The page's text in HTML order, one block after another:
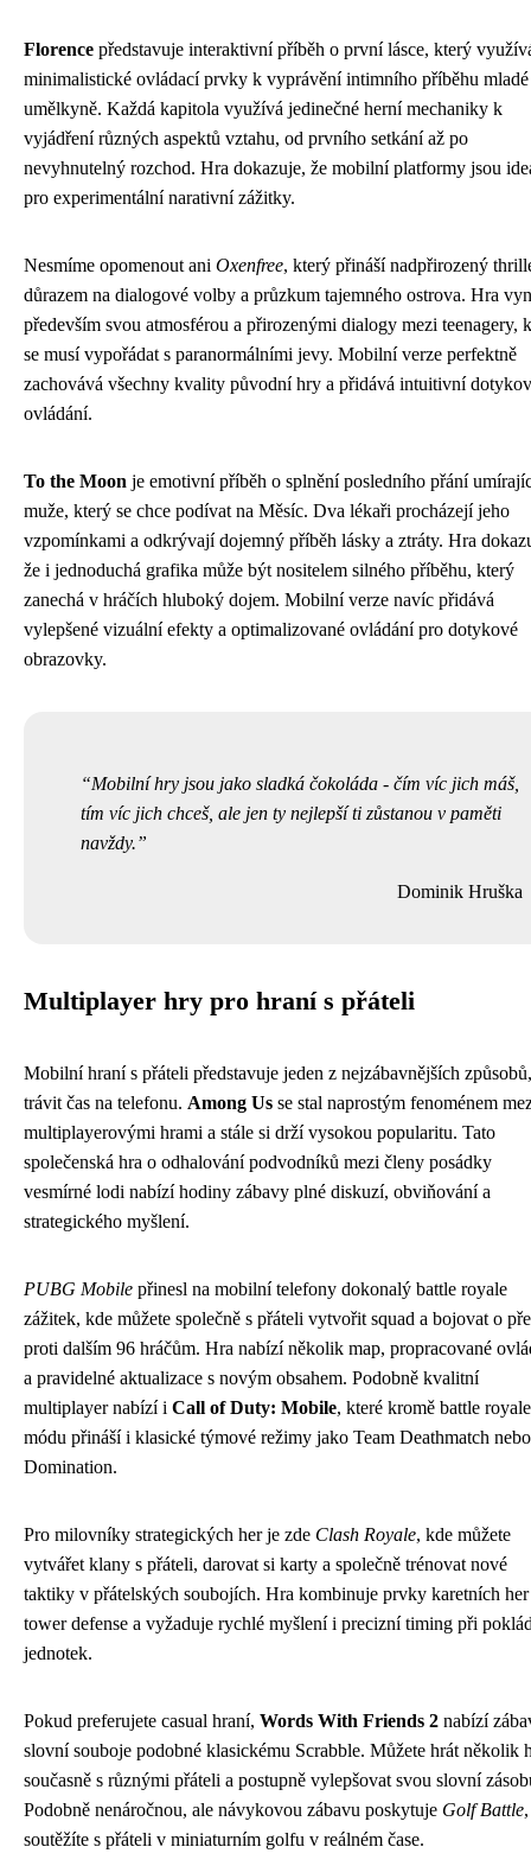
Florence představuje interaktivní příběh o první lásce, který
minimalistické ovládací prvky k vyprávění intimního příběhu mladé
umělkyně. Každá kapitola využívá jedinečné herní mechaniky k
vyjádření různých aspektů vztahu, od prvního setkání až po
nevyhnutelný rozchod. Hra dokazuje, že mobilní platformy jsou
pro experimentální narativní zážitky.
Nesmíme opomenout ani Oxenfree, který přináší nadpřirozený
důrazem na dialogové volby a průzkum tajemného ostrova. Hra
především svou atmosférou a přirozenými dialogy mezi teenagery,
se musí vypořádat s paranormálními jevy. Mobilní verze perfektně
zachovává všechny kvality původní hry a přidává intuitivní
ovládání.
To the Moon je emotivní příběh o splnění posledního přání
muže, který se chce podívat na Měsíc. Dva lékaři procházejí jeho
vzpomínkami a odkrývají dojemný příběh lásky a ztráty. Hra
že i jednoduchá grafika může být nositelem silného příběhu, který
zanechá v hráčích hluboký dojem. Mobilní verze navíc přidává
vylepšené vizuální efekty a optimalizované ovládání pro dotykové
obrazovky.
Mobilní hry jsou jako sladká čokoláda - čím víc jich máš,
tím víc jich chceš, ale jen ty nejlepší ti zůstanou v paměti
navždy.
Dominik Hruška
Multiplayer hry pro hraní s přáteli
Mobilní hraní s přáteli představuje jeden z nejzábavnějších
trávit čas na telefonu. Among Us se stal naprostým fenoménem
multiplayerovými hrami a stále si drží vysokou popularitu. Tato
společenská hra o odhalování podvodníků mezi členy posádky
vesmírné lodi nabízí hodiny zábavy plné diskuzí, obviňování a
strategického myšlení.
PUBG Mobile přinesl na mobilní telefony dokonalý battle royale
zážitek, kde můžete společně s přáteli vytvořit squad a bojovat o
proti dalším 96 hráčům. Hra nabízí několik map, propracované
a pravidelné aktualizace s novým obsahem. Podobně kvalitní
multiplayer nabízí i Call of Duty: Mobile, které kromě battle royale
módu přináší i klasické týmové režimy jako Team Deathmatch nebo
Domination.
Pro milovníky strategických her je zde Clash Royale, kde můžete
vytvářet klany s přáteli, darovat si karty a společně trénovat nové
taktiky v přátelských soubojích. Hra kombinuje prvky karetních her
tower defense a vyžaduje rychlé myšlení i precizní timing při
jednotek.
Pokud preferujete casual hraní, Words With Friends 2 nabízí
slovní souboje podobné klasickému Scrabble. Můžete hrát několik
současně s různými přáteli a postupně vylepšovat svou slovní
Podobně nenáročnou, ale návykovou zábavu poskytuje Golf Battle
soutěžíte s přáteli v miniaturním golfu v reálném čase.